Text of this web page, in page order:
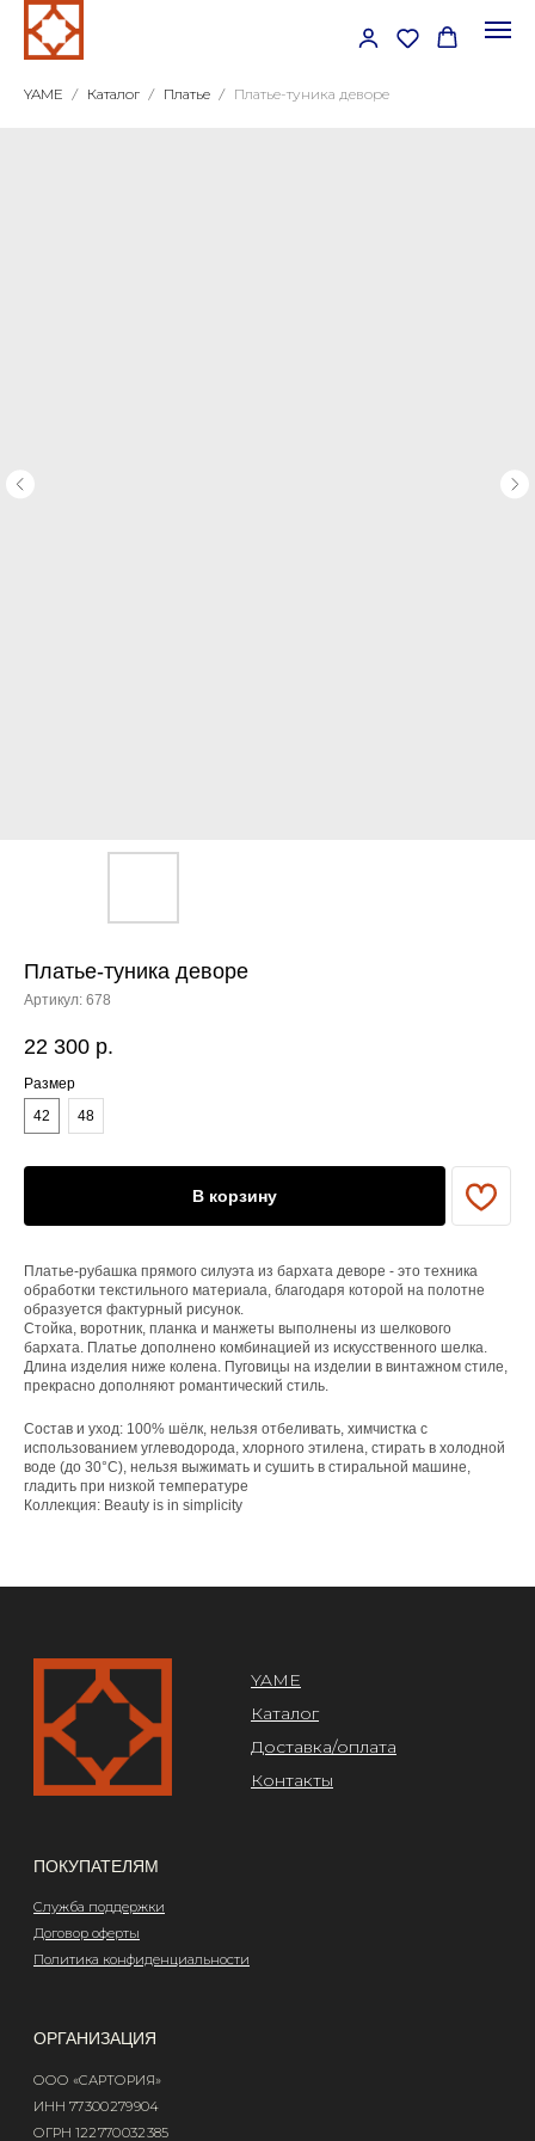
YAME Каталог Платье Платье-туника деворе
Платье-туника деворе
Артикул: 678
22 300 р.
Размер
42
48
В корзину
Платье-рубашка прямого силуэта из бархата деворе - это техника
обработки текстильного материала, благодаря которой на полотне
образуется фактурный рисунок.
Стойка, воротник, планка и манжеты выполнены из шелкового
бархата. Платье дополнено комбинацией из искусственного шелка.
Длина изделия ниже колена. Пуговицы на изделии в винтажном стиле,
прекрасно дополняют романтический стиль.
Состав и уход: 100% шёлк, нельзя отбеливать, химчистка с
использованием углеводорода, хлорного этилена, стирать в холодной
воде (до 30°C), нельзя выжимать и сушить в стиральной машине,
гладить при низкой температуре
Коллекция: Beauty is in simplicity
YAME
Каталог
Контакты
ПОКУПАТЕЛЯМ
ОРГАНИЗАЦИЯ
ООО «САРТОРИЯ»
ИНН 77 300 279 904
Служба поддержки
Договор оферты